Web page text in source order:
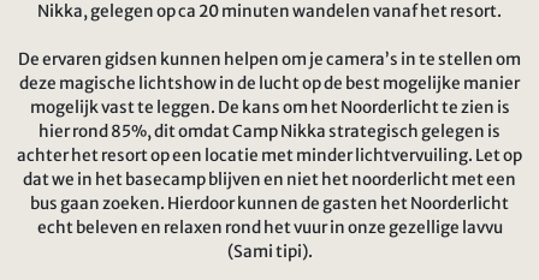
Nikka, gelegen op ca 20 minuten wandelen vanaf het resort.
De ervaren gidsen kunnen helpen om je camera’s in te stellen om
deze magische lichtshow in de lucht op de best mogelijke manier
mogelijk vast te leggen. De kans om het Noorderlicht te zien is
hier rond 85%, dit omdat Camp Nikka strategisch gelegen is
achter het resort op een locatie met minder lichtvervuiling. Let op
dat we in het basecamp blijven en niet het noorderlicht met een
bus gaan zoeken. Hierdoor kunnen de gasten het Noorderlicht
echt beleven en relaxen rond het vuur in onze gezellige lavvu
(Sami tipi).